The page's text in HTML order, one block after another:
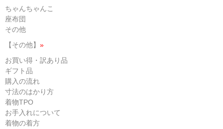
ちゃんちゃんこ
座布団
その他
【その他】 »
お買い得・訳あり品
ギフト品
購入の流れ
寸法のはかり方
着物TPO
お手入れについて
着物の着方